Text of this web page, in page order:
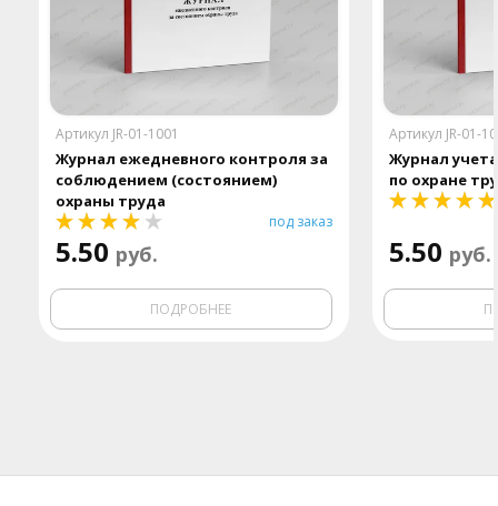
Артикул JR-01-1001
Журнал ежедневного контроля за
соблюдением (состоянием)
охраны труда
под заказ
5.50 руб.
ПОДРОБНЕЕ
Артикул JR-01-
Журнал
по охране
5.50 руб.